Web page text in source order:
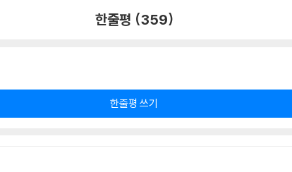
한줄평 (359)
한줄평 쓰기